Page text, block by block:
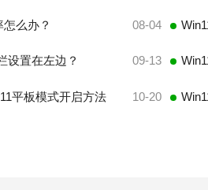
么办？ 08-04
设置在左边？ 09-13
平板模式开启方法 10-20